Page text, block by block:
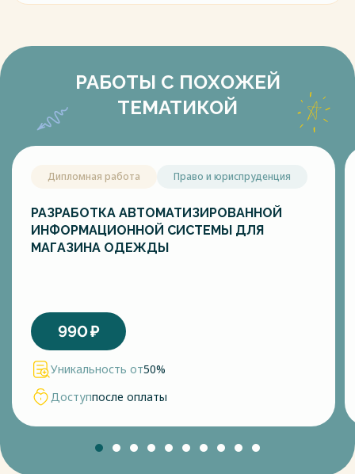
РАБОТЫ С ПОХОЖЕЙ
ТЕМАТИКОЙ
Дипломная работа Право и юриспруденция
РАЗРАБОТКА АВТОМАТИЗИРОВАННОЙ
ИНФОРМАЦИОННОЙ СИСТЕМЫ ДЛЯ
МАГАЗИНА ОДЕЖДЫ
990₽
Уникальность от50%
Доступпосле оплаты